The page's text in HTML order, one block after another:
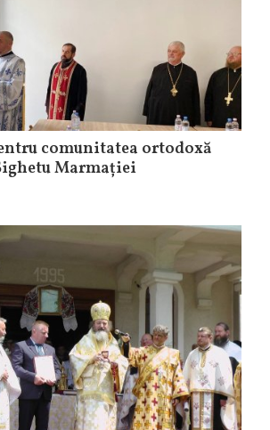
comunitatea ortodoxă
Marmației